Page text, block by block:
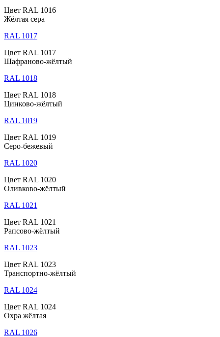
Цвет RAL 1016
Жёлтая сера
RAL 1017
Цвет RAL 1017
Шафраново-жёлтый
RAL 1018
Цвет RAL 1018
Цинково-жёлтый
RAL 1019
Цвет RAL 1019
Серо-бежевый
RAL 1020
Цвет RAL 1020
Оливково-жёлтый
RAL 1021
Цвет RAL 1021
Рапсово-жёлтый
RAL 1023
Цвет RAL 1023
Транспортно-жёлтый
RAL 1024
Цвет RAL 1024
Охра жёлтая
RAL 1026